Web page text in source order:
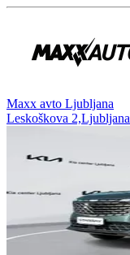
⁠Maxx avto Ljubljana
Leskoškova 2,Ljubljana